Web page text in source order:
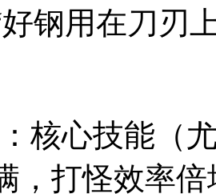
钢用在刀刃
核心技能（
，打怪效率倍